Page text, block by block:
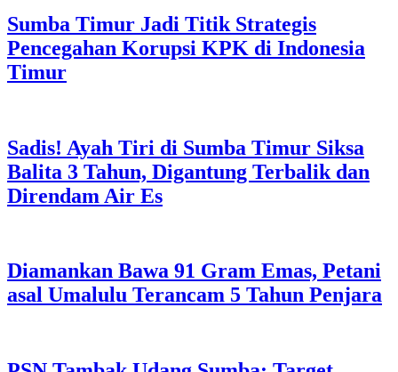
Sumba Timur Jadi Titik Strategis
Pencegahan Korupsi KPK di Indonesia
Timur
Sadis! Ayah Tiri di Sumba Timur Siksa
Balita 3 Tahun, Digantung Terbalik dan
Direndam Air Es
Diamankan Bawa 91 Gram Emas, Petani
asal Umalulu Terancam 5 Tahun Penjara